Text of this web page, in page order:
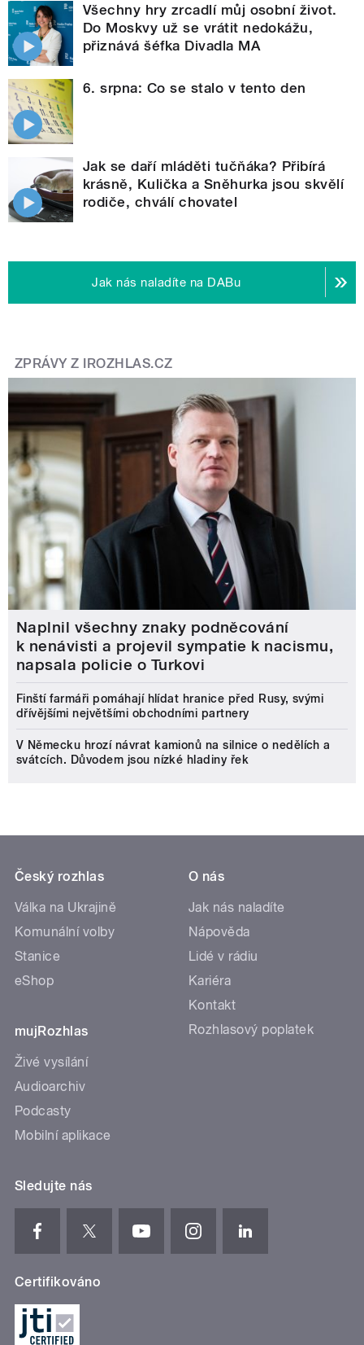
Všechny hry zrcadlí můj osobní život.
Do Moskvy už se vrátit nedokážu,
přiznává šéfka Divadla MA
6. srpna: Co se stalo v tento den
Jak se daří mláděti tučňáka? Přibírá
krásně, Kulička a Sněhurka jsou skvělí
rodiče, chválí chovatel
Jak nás naladíte na DABu
ZPRÁVY Z IROZHLAS.CZ
Naplnil všechny znaky podněcování
k nenávisti a projevil sympatie k nacismu,
napsala policie o Turkovi
Finští farmáři pomáhají hlídat hranice před Rusy, svými
dřívějšími největšími obchodními partnery
V Německu hrozí návrat kamionů na silnice o nedělích a
svátcích. Důvodem jsou nízké hladiny řek
Český rozhlas
Válka na Ukrajině
Komunální volby
Stanice
eShop
mujRozhlas
Živé vysílání
Audioarchiv
Podcasty
Mobilní aplikace
O nás
Jak nás naladíte
Nápověda
Lidé v rádiu
Kariéra
Kontakt
Rozhlasový poplatek
Sledujte nás
Certifikováno